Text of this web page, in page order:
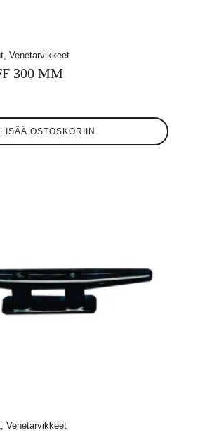
Venetarvikkeet
300 MM
LISÄÄ OSTOSKORIIN
Venetarvikkeet